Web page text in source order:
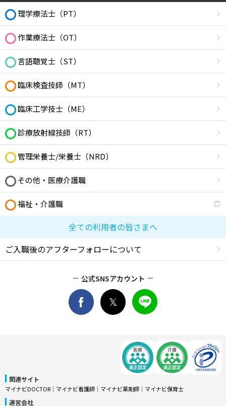
理学療法士（PT）
作業療法士（OT）
言語聴覚士（ST）
臨床検査技師（MT）
臨床工学技士（ME）
診療放射線技師（RT）
管理栄養士/栄養士（NRD）
その他・医療介護職
福祉・介護職
全ての利用者の皆さまへ
ご入職後のアフターフォローについて
公式SNSアカウント
関連サイト
マイナビDOCTOR │ マイナビ看護師 │ マイナビ薬剤師 │ マイナビ保育士
運営会社